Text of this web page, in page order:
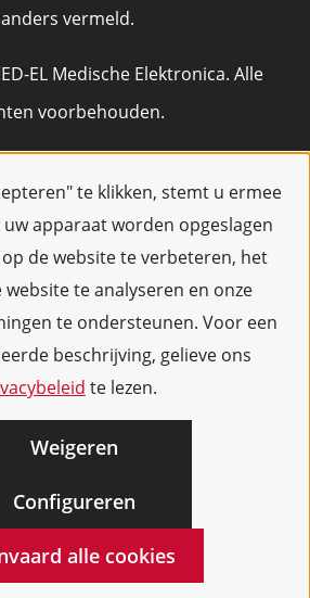
te klikken, stemt u ermee
apparaat worden opgeslagen
de website te verbeteren, het
website te analyseren en onze
te ondersteunen. Voor een
beschrijving, gelieve ons
te lezen.
Weigeren
Configureren
alle cookies
anders vermeld.
EL Medische Elektronica. Alle
voorbehouden.